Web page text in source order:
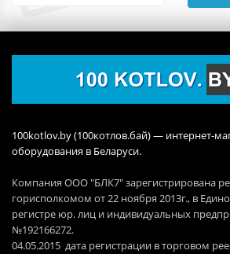
100kotlov.by (100котлов.бай) — интернет-
оборудования в Беларуси.
Компания ООО "БЛК7" зарегистрирована
горисполкомом от 22 ноября 2013г., в
регистре юр. лиц и индивидуальных
№192166272.
04.05.2015 дата регистрации в торговом